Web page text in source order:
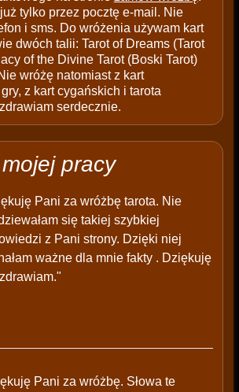
tylko przez pocztę e-mail. Nie
i sms. Do wróżenia używam kart
dwóch talii: Tarot of Dreams (Tarot
of the Divine Tarot (Boski Tarot)
wróżę natomiast z kart
z kart cygańskich i tarota
serdecznie.
pracy
Pani za wróżbę tarota. Nie
się takiej szybkiej
z Pani strony. Dzięki niej
ważne dla mnie fakty . Dziękuję
Pani za wróżbę. Słowa te